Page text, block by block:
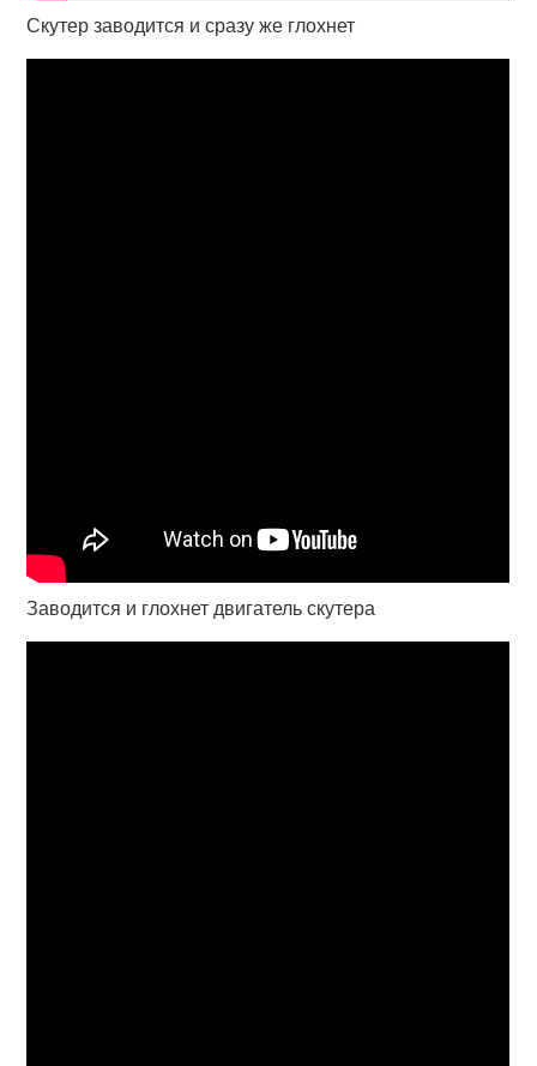
Скутер заводится и сразу же глохнет
Заводится и глохнет двигатель скутера